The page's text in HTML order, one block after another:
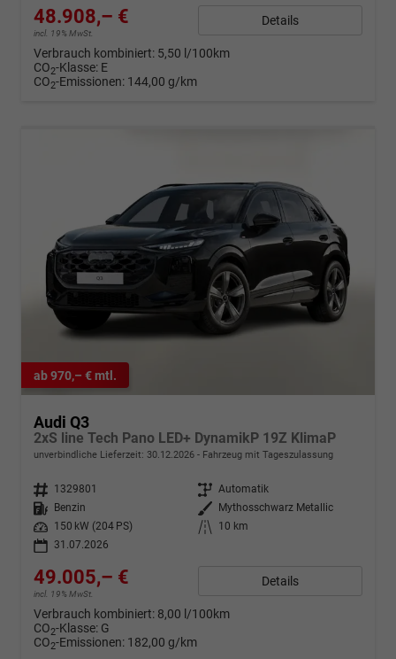
48.908,– €
incl. 19% MwSt.
Details
Verbrauch kombiniert: 5,50 l/100km
CO2-Klasse: E
CO2-Emissionen: 144,00 g/km
ab 970,– € mtl.
Audi Q3
2xS line Tech Pano LED+ DynamikP 19Z KlimaP
unverbindliche Lieferzeit: 30.12.2026 Fahrzeug mit Tageszulassung
Fahrzeugnr. 1329801 Getriebe Automatik
Kraftstoff
Benzin Außenfarbe
Mythosschwarz Metallic
Leistung
150 kW (204 PS) Kilometerstand
10 km
31.07.2026
49.005,– €
incl. 19% MwSt.
Details
Verbrauch kombiniert: 8,00 l/100km
CO2-Klasse: G
CO2-Emissionen: 182,00 g/km